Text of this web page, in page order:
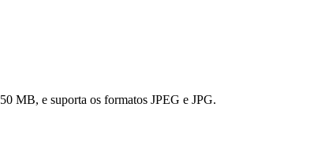
MB, e suporta os formatos JPEG e JPG.